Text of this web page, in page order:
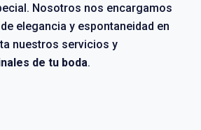
Nosotros nos encargamos
elegancia y espontaneidad en
nuestros servicios y
de tu boda.